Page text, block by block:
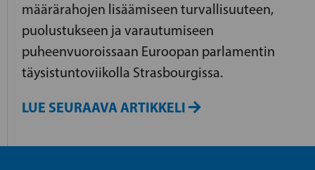
määrärahojen lisäämiseen turvallisuuteen,
puolustukseen ja varautumiseen
puheenvuoroissaan Euroopan parlamentin
täysistuntoviikolla Strasbourgissa.
LUE SEURAAVA ARTIKKELI